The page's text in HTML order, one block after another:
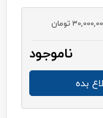
ناموجود